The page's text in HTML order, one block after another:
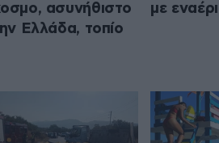
ασυνήθιστο
Ελλάδα, τοπίο
με